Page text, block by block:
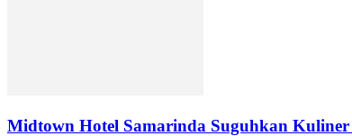
Midtown Hotel Samarinda Suguhkan